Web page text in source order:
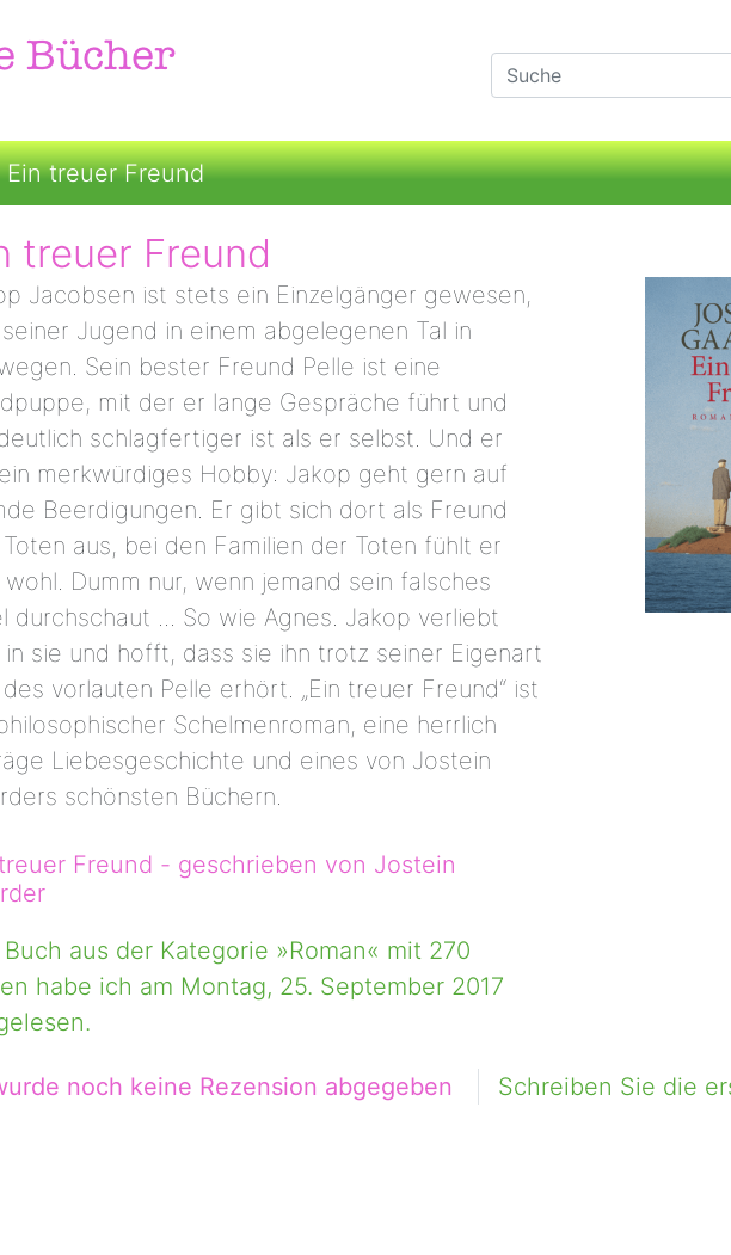
treuer Freund
treuer Freund
Jacobsen ist stets ein Einzelgänger gewesen,
Jugend in einem abgelegenen Tal in
Sein bester Freund Pelle ist eine
mit der er lange Gespräche führt und
schlagfertiger ist als er selbst. Und er
merkwürdiges Hobby: Jakop geht gern auf
Beerdigungen. Er gibt sich dort als Freund
aus, bei den Familien der Toten fühlt er
wohl. Dumm nur, wenn jemand sein falsches
durchschaut ... So wie Agnes. Jakop verliebt
in sie und hofft, dass sie ihn trotz seiner Eigenart
vorlauten Pelle erhört. „Ein treuer Freund“ ist
Schelmenroman, eine herrlich
Liebesgeschichte und eines von Jostein
schönsten Büchern.
Freund - geschrieben von Jostein
Buch aus der Kategorie »Roman« mit 270
habe ich am Montag, 25. September 2017
noch keine Rezension abgegeben Schreiben Sie die